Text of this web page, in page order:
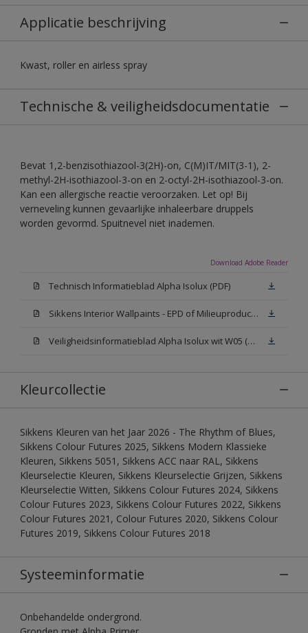
Applicatie beschrijving
Kwast, roller en airless spray
Technische & veiligheidsdocumentatie
Bevat 1,2-benzisothiazool-3(2H)-on, C(M)IT/MIT(3-1), 2-
methyl-2H-isothiazool-3-on en 2-octyl-2H-isothiazool-3-on.
Kan een allergische reactie veroorzaken. Let op! Bij
verneveling kunnen gevaarlijke inhaleerbare druppels
worden gevormd. Spuitnevel niet inademen.
Download Adobe Reader
Technisch Informatieblad Alpha Isolux (PDF)
Sikkens Interior Wallpaints - EPD of Milieuproductverklaring
Veiligheidsinformatieblad Alpha Isolux wit W05 (SDS)
Kleurcollectie
Sikkens Kleuren van het Jaar 2026 - The Rhythm of Blues,
Sikkens Colour Futures 2025, Sikkens Modern Klassieke
Kleuren, Sikkens 5051, Sikkens ACC naar RAL, Sikkens
Kleurselectie Kleuren, Sikkens Kleurselectie Grijzen, Sikkens
Kleurselectie Witten, Sikkens Colour Futures 2024, Sikkens
Colour Futures 2023, Sikkens Colour Futures 2022, Sikkens
Colour Futures 2021, Colour Futures 2020, Sikkens Colour
Futures 2019, Sikkens Colour Futures 2018
Systeeminformatie
Onbehandelde ondergrond.